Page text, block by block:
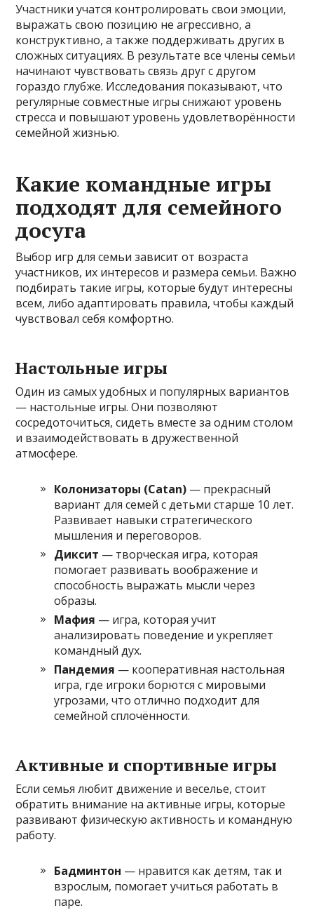
Участники учатся контролировать свои эмоции,
выражать свою позицию не агрессивно, а
конструктивно, а также поддерживать других в
сложных ситуациях. В результате все члены семьи
начинают чувствовать связь друг с другом
гораздо глубже. Исследования показывают, что
регулярные совместные игры снижают уровень
стресса и повышают уровень удовлетворённости
семейной жизнью.
Какие командные игры
подходят для семейного
досуга
Выбор игр для семьи зависит от возраста
участников, их интересов и размера семьи. Важно
подбирать такие игры, которые будут интересны
всем, либо адаптировать правила, чтобы каждый
чувствовал себя комфортно.
Настольные игры
Один из самых удобных и популярных вариантов
— настольные игры. Они позволяют
сосредоточиться, сидеть вместе за одним столом
и взаимодействовать в дружественной
атмосфере.
Колонизаторы (Catan) — прекрасный
вариант для семей с детьми старше 10 лет.
Развивает навыки стратегического
мышления и переговоров.
Диксит — творческая игра, которая
помогает развивать воображение и
способность выражать мысли через
образы.
Мафия — игра, которая учит
анализировать поведение и укрепляет
командный дух.
Пандемия — кооперативная настольная
игра, где игроки борются с мировыми
угрозами, что отлично подходит для
семейной сплочённости.
Активные и спортивные игры
Если семья любит движение и веселье, стоит
обратить внимание на активные игры, которые
развивают физическую активность и командную
работу.
Бадминтон — нравится как детям, так и
взрослым, помогает учиться работать в
паре.